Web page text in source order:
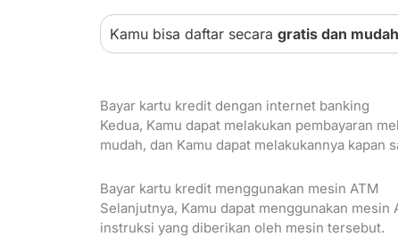
Kamu bisa daftar secara gratis dan mudah
Bayar kartu kredit dengan internet banking
Kedua, Kamu dapat melakukan pembayaran
mudah, dan Kamu dapat melakukannya kapan
Bayar kartu kredit menggunakan mesin ATM
Selanjutnya, Kamu dapat menggunakan
instruksi yang diberikan oleh mesin tersebut.